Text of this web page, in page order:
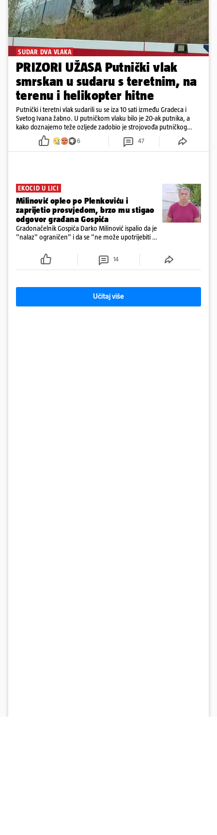
SUDAR DVA VLAKA
PRIZORI UŽASA Putnički vlak
smrskan u sudaru s teretnim, na
terenu i helikopter hitne
Putnički i teretni vlak sudarili su se iza 10 sati između Gradeca i
Svetog Ivana žabno. U putničkom vlaku bilo je 20-ak putnika, a
kako doznajemo teže ozljede zadobio je strojovođa putničkog
vlaka. Zatvoren je promet, a fotoreporteri Prigorskog objavili su
prve snimke s mjesta sudara
6 47
EKOCID U LICI
Milinović opleo po Plenkoviću i
zaprijetio prosvjedom, brzo mu stigao
odgovor građana Gospića
Gradonačelnik Gospića Darko Milinović ispalio da je
"nalaz" ograničen" i da se "ne može upotrijebiti za
ga je naručio Uskok i da je dio spisa
14
Učitaj više